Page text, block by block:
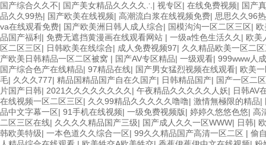
国产综合久久不| 国产美女精品久久久久∴| 视专区| 在线免费视频| 国产
品久久99热| 国产欧美在线视频| 高潮流白浆在线视频免费| 思思久久96
va在线观看免费| 国产欧美洲日韩人成人综合| 国模沟沟一区二区三区|
品国产福利 | 免费无遮挡黄漫画在线观看网站 | 一级a性色生活久久 | 欧美
区二区三区| 日韩欧美在线综合| 成人免费视频97| 久久精品欧美一区二
产欧美日韩精品一区二区被窝 | 国产AV专区精品| 一级观看| 999www人
国产综合色产在线精品| 97精品在线| 国产男女猛烈视频在线观看| 欧美
毛| 久久久777| 精品国精品国产自在久国产| 日韩精品国产| 国产一区二
片国产日韩| 2021久久久久久久久久 | 午夜精品久久久久久人妖| 日韩AV
在线视频一区二区三区| 久久99精品久久久久久噜噜| 激情無極限的精品|
品中文字幕一区| 91手机在线视频| 一级免费视频版| 婷婷久悠悠色悠| 高
二区三区在线| 久久久久精品国产三级| 国产成人久久一区WWW| 日韩|
韩欧美特级| 一本色道久久综合一区| 99久久精品国产高清一区二区 | 偷